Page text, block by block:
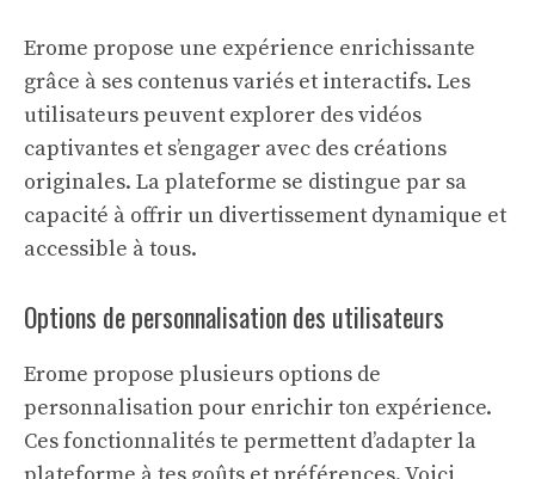
Erome propose une expérience enrichissante
grâce à ses contenus variés et interactifs. Les
utilisateurs peuvent explorer des vidéos
captivantes et s’engager avec des créations
originales. La plateforme se distingue par sa
capacité à offrir un divertissement dynamique et
accessible à tous.
Options de personnalisation des utilisateurs
Erome propose plusieurs options de
personnalisation pour enrichir ton expérience.
Ces fonctionnalités te permettent d’adapter la